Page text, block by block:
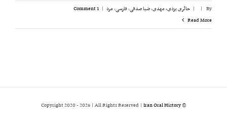
By
|
| حائری یزدی، مهدی,ضیا صدقی,فارسی,مرد |
1 Comment
Read More
© Copyright 2020 -
2026 | All Rights Reserved | Iran Oral History